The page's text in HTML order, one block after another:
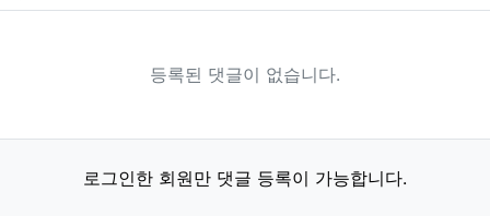
등록된 댓글이 없습니다.
로그인한 회원만 댓글 등록이 가능합니다.